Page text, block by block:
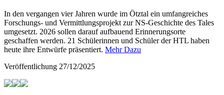
In den vergangen vier Jahren wurde im Ötztal ein umfangreiches
Forschungs- und Vermittlungsprojekt zur NS-Geschichte des Tales
umgesetzt. 2026 sollen darauf aufbauend Erinnerungsorte
geschaffen werden. 21 Schülerinnen und Schüler der HTL haben
heute ihre Entwürfe präsentiert. Mehr Dazu
Veröffentlichung 27/12/2025